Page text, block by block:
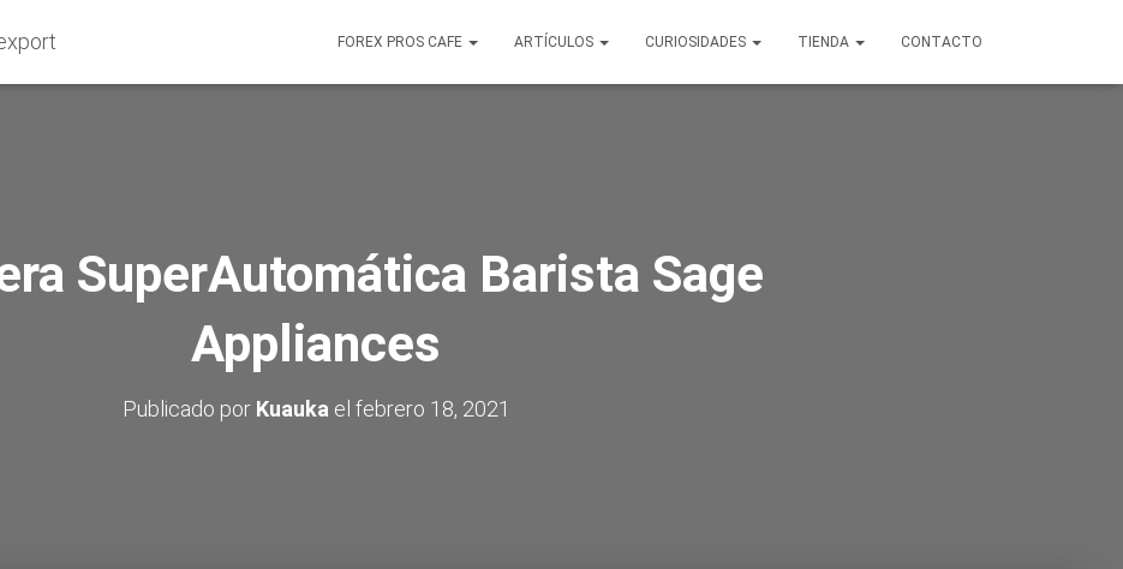
FOREX PROS CAFE ARTÍCULOS CURIOSIDADES TIENDA CONTACTO
SuperAutomática Barista Sage
Appliances
Publicado por Kuauka el febrero 18, 2021